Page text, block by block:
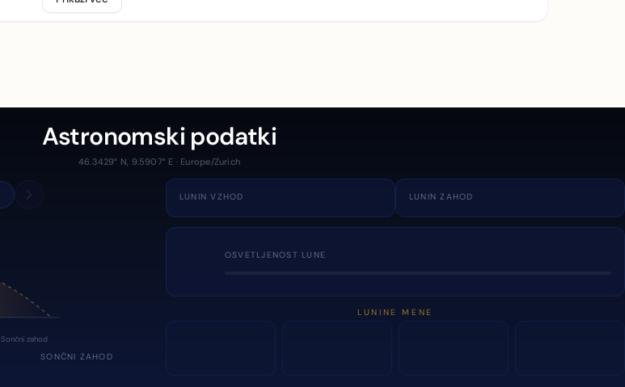
Astronomski podatki
46.3429° N, 9.5907° E · Europe/Zurich
Sončni zahod
SONČNI ZAHOD
LUNIN VZHOD LUNIN ZAHOD
OSVETLJENOST LUNE
LUNINE MENE